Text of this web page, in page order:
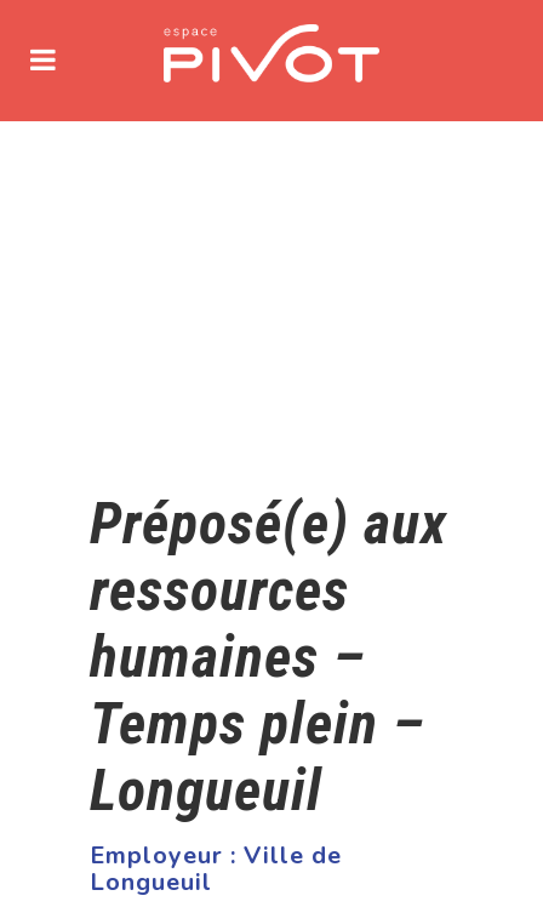
Préposé(e) aux
ressources
humaines –
Temps plein –
Longueuil
Employeur : Ville de
Longueuil